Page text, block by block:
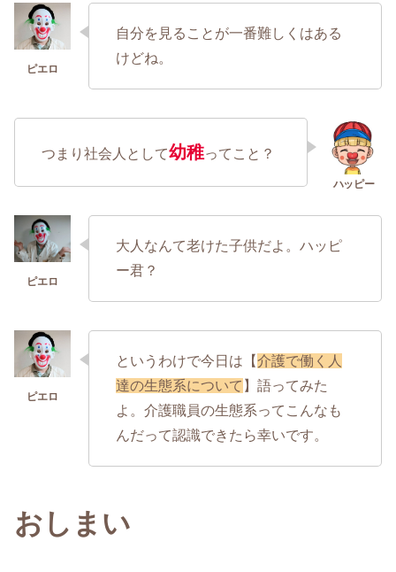
自分を見ることが一番難しくはある
けどね。
つまり社会人として幼稚ってこと？
大人なんて老けた子供だよ。ハッピ
ー君？
というわけで今日は【介護で働く人
達の生態系について 】語ってみた
よ。介護職員の生態系ってこんなも
んだって認識できたら幸いです。
おしまい